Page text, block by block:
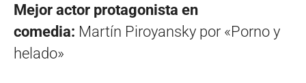
Mejor actor protagonista en
comedia: Martín Piroyansky por «Porno y
helado»